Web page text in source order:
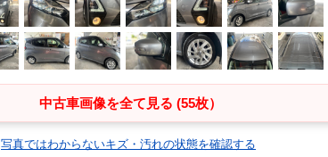
中古車画像を全て見る (55枚）
写真ではわからないキズ・汚れの状態を確認する